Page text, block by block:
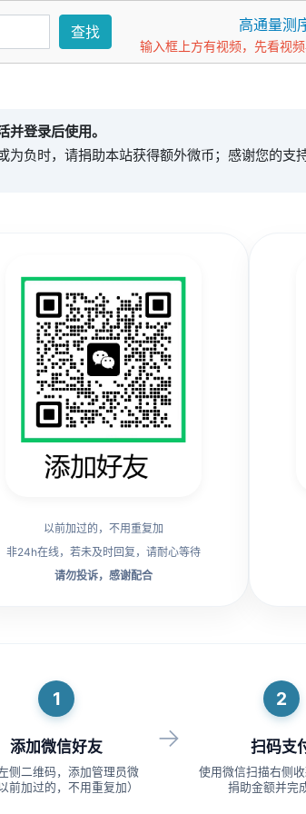
查找 高通量测
输入框上方有视频，先看视
并登录后使用。
为负时，请捐助本站获得额外微币；感谢您的支
以前加过的，不用重复加
非24h在线，若未及时回复，请耐心等待
请勿投诉，感谢配合
1
添加微信好友
侧二维码，添加管理员微
前加过的，不用重复加）
→
2
扫码支
使用微信扫描右侧
捐助金额并完